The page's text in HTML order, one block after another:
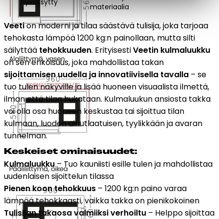
materiaalia
Veetion moderni ja tilaa säästävä tulisija, joka tarjoaa
tehokasta lämpöä 1200 kg:n painollaan, mutta silti
säilyttää tehokkuuden. ErityisestiVeetin kulmaluukku
on sen erikoisuus, joka mahdollistaa takan
sijoittamisen uudella ja innovatiivisella tavalla – se
tuo tulen näkyville ja lisää huoneen visuaalista ilmettä,
ilman että tilaa hukataan. Kulmaluukun ansiosta takka
voi olla osa huoneen keskustaa tai sijoittua tilan
kulmaan, luoden ainutlaatuisen, tyylikkään ja avaran
tunnelman.
Keskeiset ominaisuudet:
Kulmaluukku– Tuo kauniisti esille tulen ja mahdollistaa
uudenlaisen sijoittelun tilassa
Pienen koon tehokkuus – 1200 kg:n paino varaa
lämpöä tehokkaasti, vaikka takka on pienikokoinen
Tulisijan takaosa valmiiksi verhoiltu – Helppo sijoittaa